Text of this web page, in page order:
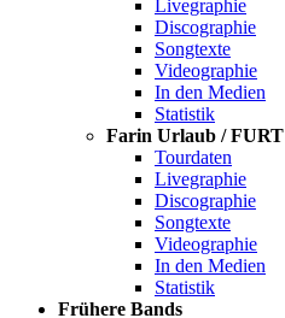
Livegraphie
Discographie
Songtexte
Videographie
In den Medien
Statistik
Farin Urlaub / FURT
Tourdaten
Livegraphie
Discographie
Songtexte
Videographie
In den Medien
Statistik
Frühere Bands